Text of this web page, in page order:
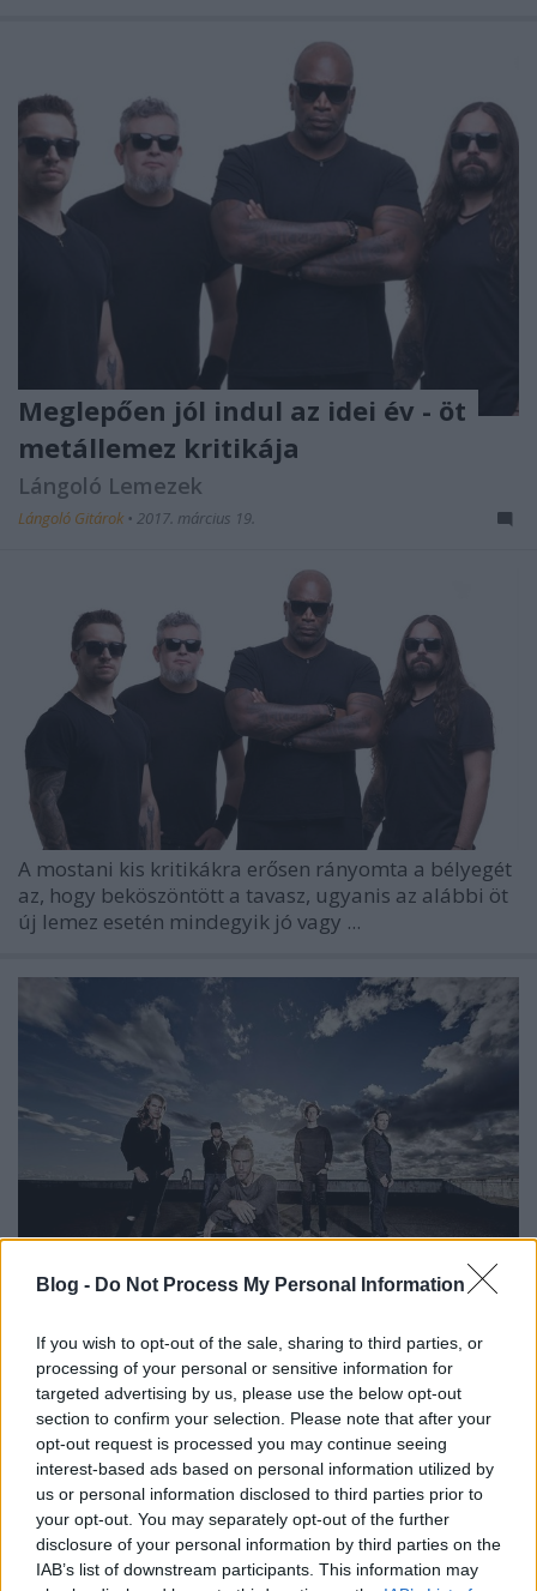
Blog - Do Not Process My Personal Information
If you wish to opt-out of the sale, sharing to third parties, or
processing of your personal or sensitive information for
targeted advertising by us, please use the below opt-out
section to confirm your selection. Please note that after your
opt-out request is processed you may continue seeing
interest-based ads based on personal information utilized by
us or personal information disclosed to third parties prior to
your opt-out. You may separately opt-out of the further
disclosure of your personal information by third parties on the
IAB’s list of downstream participants. This information may
Meglepően jól indul az idei év - öt
metállemez kritikája
Lángoló Lemezek
Lángoló Gitárok • 2017. március 19.
A mostani kis kritikákra erősen rányomta a bélyegét
az, hogy beköszöntött a tavasz, ugyanis az alábbi öt
új lemez esetén mindegyik jó vagy ...
Nem lesz könnyű az új Pain Of
Salvation-lemez
-dj-•2017. január 02.